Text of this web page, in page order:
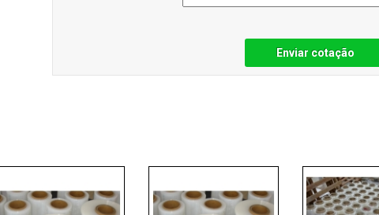
Enviar cotação